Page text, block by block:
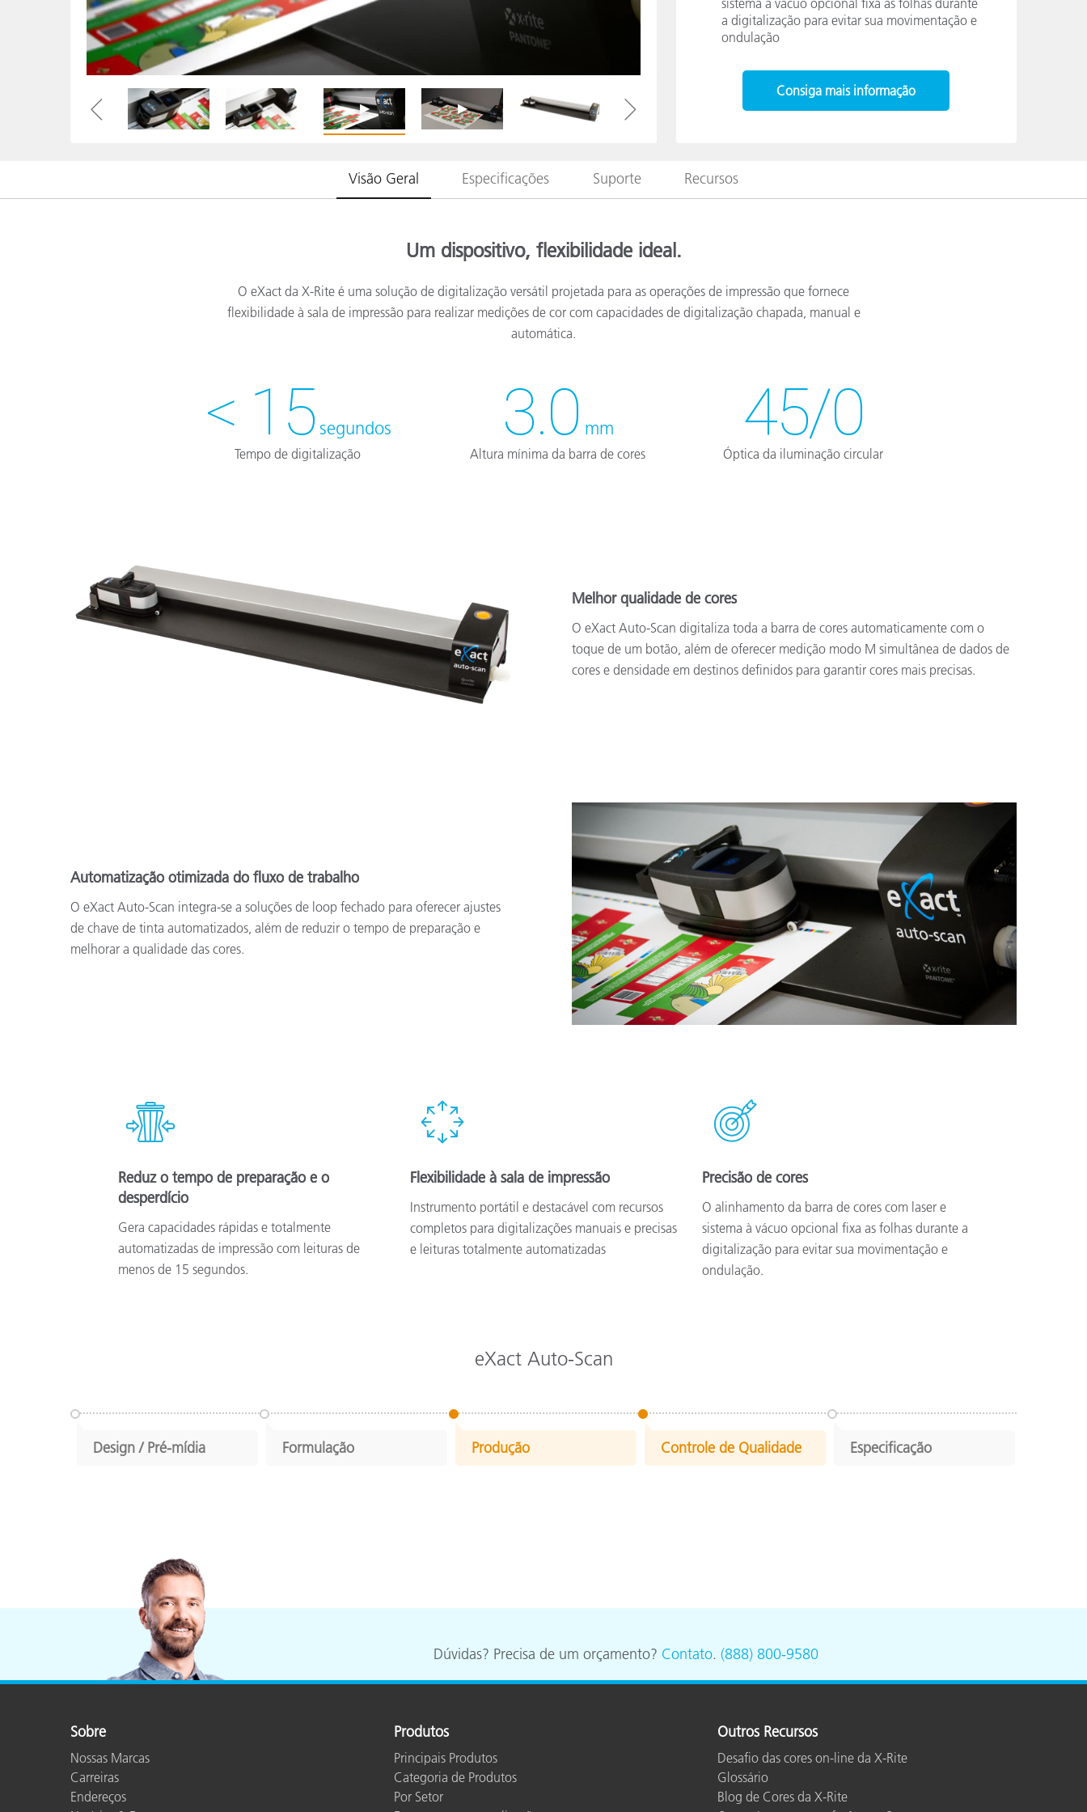
a digitalização para evitar sua movimentação e
ondulação
Consiga mais informação
Visão Geral Especificações Suporte Recursos
Um dispositivo, flexibilidade ideal.
O eXact da X-Rite é uma solução de digitalização versátil projetada para as operações de impressão que fornece
flexibilidade à sala de impressão para realizar medições de cor com capacidades de digitalização chapada, manual e
automática.
< 15 segundos
Tempo de digitalização
3.0 mm
Altura mínima da barra de cores
45/0
Óptica da iluminação circular
Melhor qualidade de cores
O eXact Auto-Scan digitaliza toda a barra de cores automaticamente com o
toque de um botão, além de oferecer medição modo M simultânea de dados de
cores e densidade em destinos definidos para garantir cores mais precisas.
Automatização otimizada do fluxo de trabalho
O eXact Auto-Scan integra-se a soluções de loop fechado para oferecer ajustes
de chave de tinta automatizados, além de reduzir o tempo de preparação e
melhorar a qualidade das cores.
Reduz o tempo de preparação e o
desperdício
Gera capacidades rápidas e totalmente
automatizadas de impressão com leituras de
menos de 15 segundos.
Flexibilidade à sala de impressão
Instrumento portátil e destacável com recursos
completos para digitalizações manuais e precisas
e leituras totalmente automatizadas
Precisão de cores
O alinhamento da barra de cores com laser e
sistema à vácuo opcional fixa as folhas durante a
digitalização para evitar sua movimentação e
ondulação.
eXact Auto-Scan
Design / Pré-mídia Formulação Produção Controle de Qualidade Especificação
Dúvidas? Precisa de um orçamento? Contato. (888) 800-9580
Sobre
Nossas Marcas
Carreiras
Endereços
Produtos
Principais Produtos
Categoria de Produtos
Por Setor
Outros Recursos
Desafio das cores on-line da X-Rite
Glossário
Blog de Cores da X-Rite